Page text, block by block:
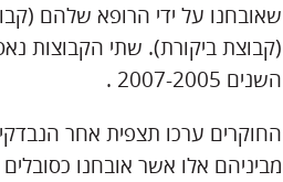
שאובחנו על ידי הרופא שלהם
(קבוצת ביקורת). שתי הקבוצות
השנים 2007-2005 .
מביניהם אלו אשר אובחנו